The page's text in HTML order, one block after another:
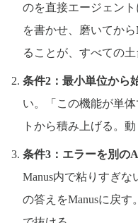
のを直接エージェン
を書かせ、磨いてか
ることが、すべての土
条件2：最小単位から
い。「この機能が単
トから積み上げる。
条件3：エラーを別の
Manus内で粘りすぎな
の答えをManusに戻